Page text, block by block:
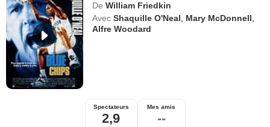
De William Friedkin
Avec Shaquille O'Neal Mary McDonnell
Alfre Woodard
Spectateurs
2,9
Mes amis
--